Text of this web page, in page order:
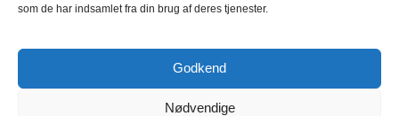
som de har indsamlet fra din brug af deres tjenester.
Godkend
Nødvendige